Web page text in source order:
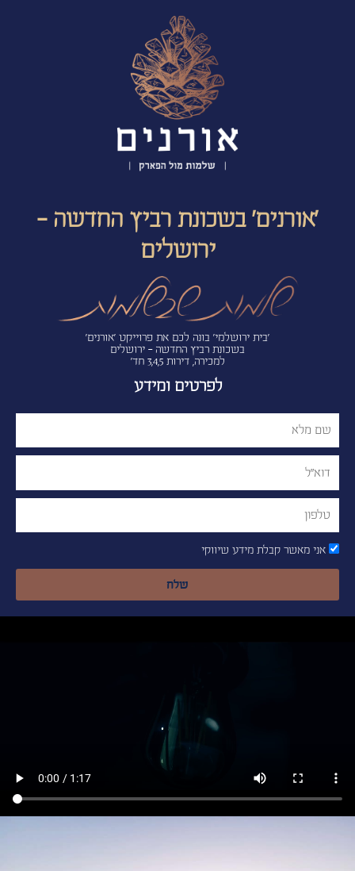
'אורנים' בשכונת רביץ החדשה -
ירושלים
'בית ירושלמי' בונה לכם את פרוייקט 'אורנים'
בשכונת רביץ החדשה - ירושלים
למכירה, דירות 3,4,5 חד'
לפרטים ומידע
Phone
אני מאשר קבלת מידע שיווקי
שלח